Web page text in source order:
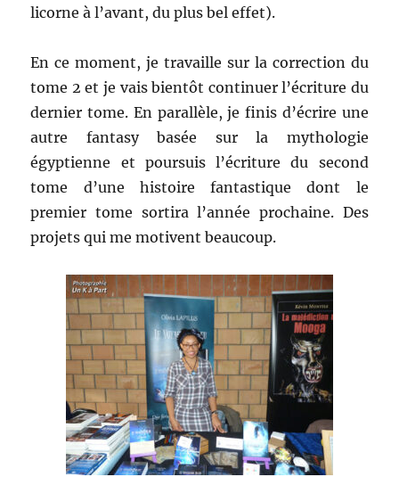
licorne à l’avant, du plus bel effet).
En ce moment, je travaille sur la correction du
tome 2 et je vais bientôt continuer l’écriture du
dernier tome. En parallèle, je finis d’écrire une
autre fantasy basée sur la mythologie
égyptienne et poursuis l’écriture du second
tome d’une histoire fantastique dont le
premier tome sortira l’année prochaine. Des
projets qui me motivent beaucoup.